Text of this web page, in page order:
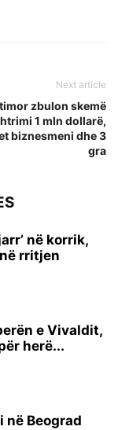
Next article
zbulon skemë
1 mln dollarë,
biznesmeni dhe 3
gra
në korrik,
rritjen
e Vivaldit,
herë...
në Beograd